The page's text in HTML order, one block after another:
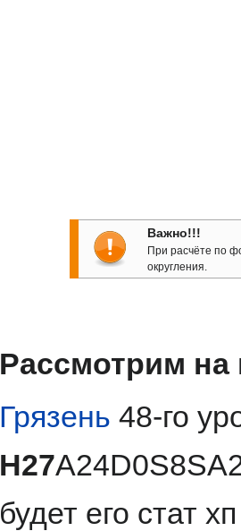
Важно!!!
При расчёте по
округления.
Рассмотрим на
Грязень 48-го
H27
будет его стат